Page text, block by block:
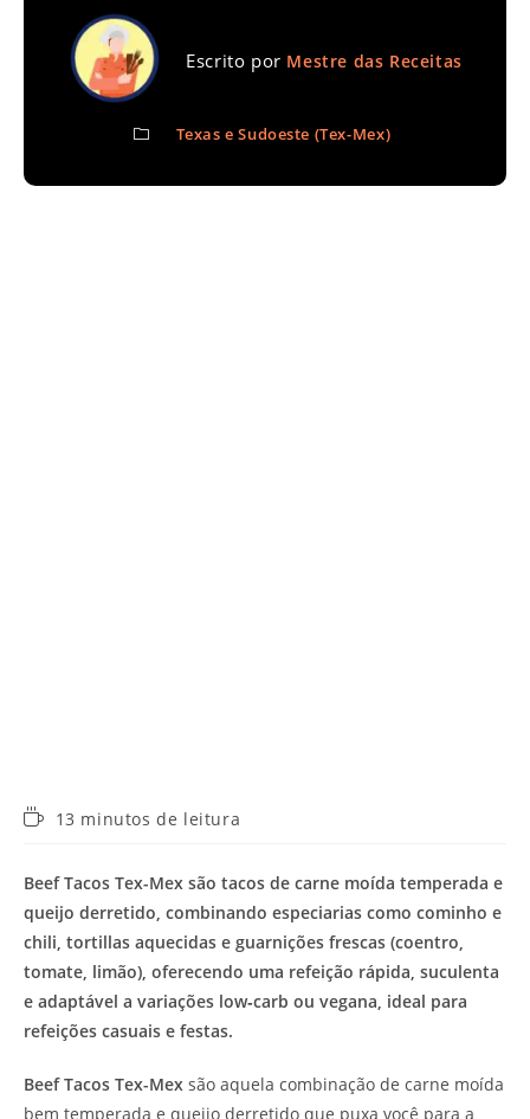
Escrito por Mestre das Receitas
Texas e Sudoeste (Tex-Mex)
Tempo13 minutos de leitura
Beef Tacos Tex-Mex são tacos de carne moída temperada e
queijo derretido, combinando especiarias como cominho e
chili, tortillas aquecidas e guarnições frescas (coentro,
tomate, limão), oferecendo uma refeição rápida, suculenta
e adaptável a variações low‑carb ou vegana, ideal para
refeições casuais e festas.
Beef Tacos Tex-Mex são aquela combinação de carne moída
bem temperada e queijo derretido que puxa você para a